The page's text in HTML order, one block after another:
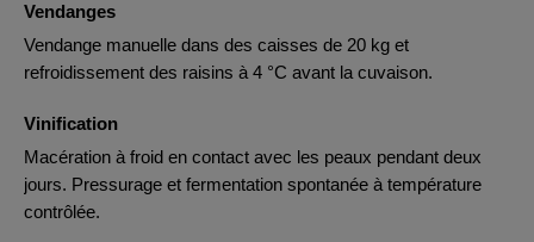
Vendanges
Vendange manuelle dans des caisses de 20 kg et
refroidissement des raisins à 4 °C avant la cuvaison.
Vinification
Macération à froid en contact avec les peaux pendant deux
jours. Pressurage et fermentation spontanée à température
contrôlée.